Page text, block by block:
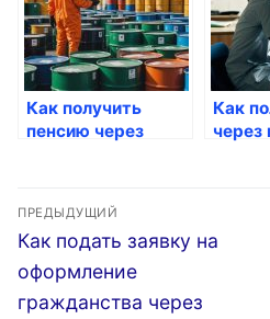
Как получить
пенсию через
Как
через
Навигация
по
записям
ПРЕДЫДУЩИЙ
Предыдущая
запись:
Как подать заявку на
оформление
гражданства через